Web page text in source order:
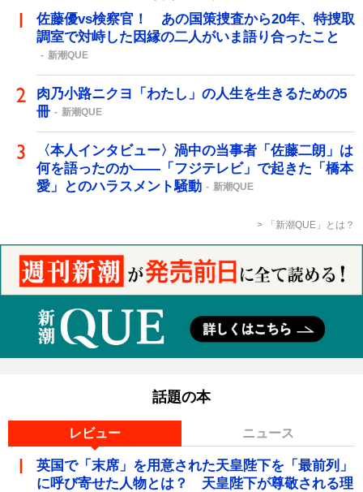
佐藤優vs検察官！ あの国策捜査から20年、特捜取
調室で対峙した因縁の二人がいま語り合ったこと
新潮QUE
肉乃小路ニクヨ「わたし」の人生を生きるための5
冊
新潮QUE
〈本人インタビュー〉渦中の当事者「佐藤二朗」は
何を語ったのか――「フジテレビ」で起きた「橋本
愛」とのハラスメント騒動
新潮QUE
「新潮QUE」とは？
話題の本
レビュー ニュース
英国で「末席」を用意された天皇陛下を「最前列」
に呼び寄せた人物とは？ 天皇陛下が尊敬される理